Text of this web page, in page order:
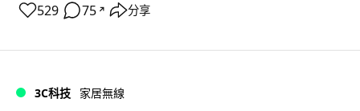
529 75 ↗ 分享
3C科技 家居無線